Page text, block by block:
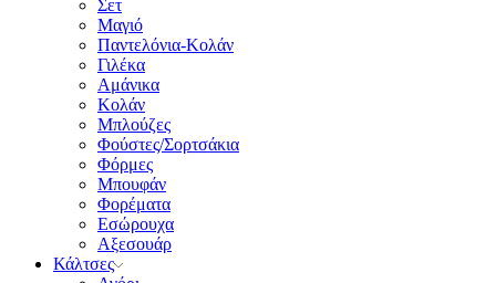
Σετ
Μαγιό
Παντελόνια-Κολάν
Γιλέκα
Αμάνικα
Κολάν
Μπλούζες
Φούστες/Σορτσάκια
Φόρμες
Μπουφάν
Φορέματα
Εσώρουχα
Αξεσουάρ
Κάλτσες